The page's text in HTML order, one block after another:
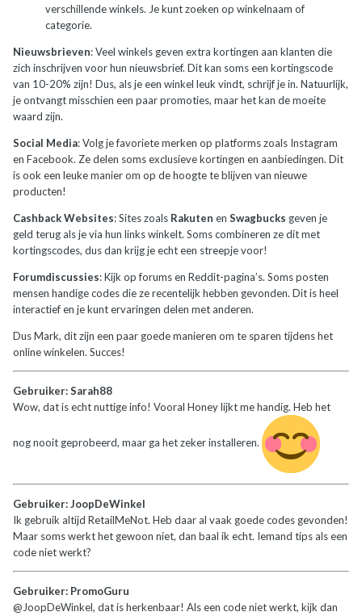
verschillende winkels. Je kunt zoeken op winkelnaam of
categorie.
Nieuwsbrieven: Veel winkels geven extra kortingen aan klanten die
zich inschrijven voor hun nieuwsbrief. Dit kan soms een kortingscode
van 10-20% zijn! Dus, als je een winkel leuk vindt, schrijf je in. Natuurlijk,
je ontvangt misschien een paar promoties, maar het kan de moeite
waard zijn.
Social Media: Volg je favoriete merken op platforms zoals Instagram
en Facebook. Ze delen soms exclusieve kortingen en aanbiedingen. Dit
is ook een leuke manier om op de hoogte te blijven van nieuwe
producten!
Cashback Websites: Sites zoals Rakuten en Swagbucks geven je
geld terug als je via hun links winkelt. Soms combineren ze dit met
kortingscodes, dus dan krijg je echt een streepje voor!
Forumdiscussies: Kijk op forums en Reddit-pagina’s. Soms posten
mensen handige codes die ze recentelijk hebben gevonden. Dit is heel
interactief en je kunt ervaringen delen met anderen.
Dus Mark, dit zijn een paar goede manieren om te sparen tijdens het
online winkelen. Succes!
Gebruiker: Sarah88
Wow, dat is echt nuttige info! Vooral Honey lijkt me handig. Heb het
nog nooit geprobeerd, maar ga het zeker installeren.
Gebruiker: JoopDeWinkel
Ik gebruik altijd RetailMeNot. Heb daar al vaak goede codes gevonden!
Maar soms werkt het gewoon niet, dan baal ik echt. Iemand tips als een
code niet werkt?
Gebruiker: PromoGuru
@JoopDeWinkel, dat is herkenbaar! Als een code niet werkt, kijk dan